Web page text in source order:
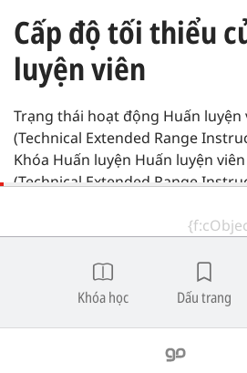
Cấp độ tối thiểu
luyện viên
Trạng thái hoạt động Huấn
(Technical Extended Range
Khóa Huấn luyện Huấn luyện
(Technical Extended Range
Điều Kiện Tiên
Sở hữu và sử dụng Hệ thống
cấu hình thiết bị phù hợp như
chuẩn Huấn luyện chung SSI
Khóa học Dấu trang